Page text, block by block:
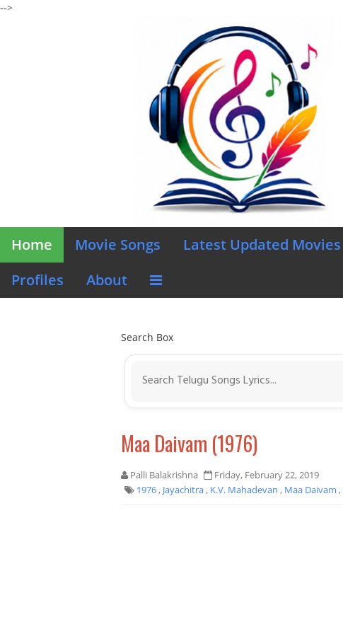
-->
Home Movie Songs Latest Updated Movies
Profiles
About
Search Box
Maa Daivam (1976)
Palli Balakrishna
Friday, February 22, 2019
1976, Jayachitra, K.V. Mahadevan , Maa Daivam ,